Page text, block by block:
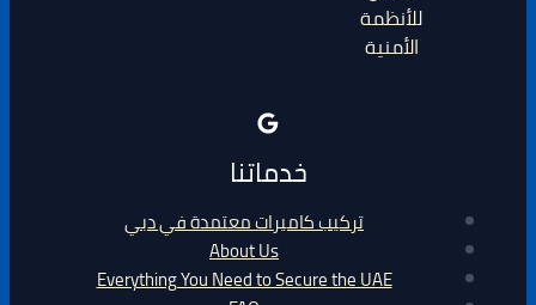
تركيب كاميرات معتمدة في دبي
Everything You Need to Secure the UAE